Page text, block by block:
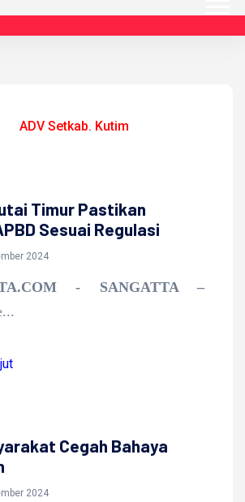
ADV Setkab. Kutim
Timur Pastikan
Sesuai Regulasi
2024
- SANGATTA –
Cegah Bahaya
2024